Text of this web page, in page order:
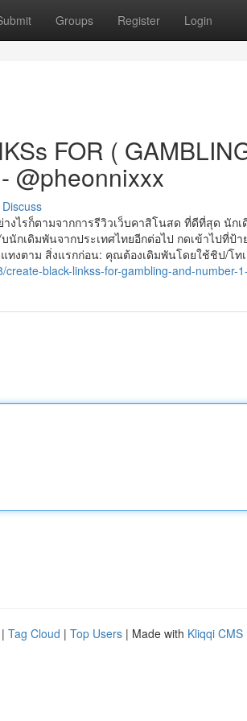
Groups Register Login
FOR (
@pheonnixxx
Discuss
งไรก็ตามจากการรีวิวเว็บคาสิโนสด ที่ดีที่สุด นัก
กเดิมพันจากประเทศไทยอีกต่อไป กดเข้าไปที่ป้า
ทงตาม สิ่งแรกก่อน: คุณต้องเดิมพันโดยใช้ชิป/โท
black-linkss-for-gambling-and-number-
| Tag Cloud | Top Users | Made with Kliqqi CMS